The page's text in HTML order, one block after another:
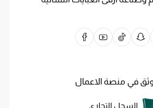
في منصة الاعمال
السجل التجاري